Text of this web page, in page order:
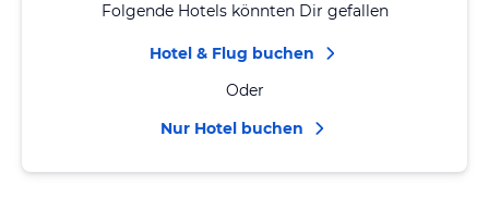
Folgende Hotels könnten Dir gefallen
Hotel & Flug buchen
Oder
Nur Hotel buchen